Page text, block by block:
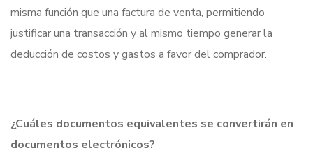
misma función que una factura de venta, permitiendo
justificar una transacción y al mismo tiempo generar la
deducción de costos y gastos a favor del comprador.
¿Cuáles documentos equivalentes se convertirán en
documentos electrónicos?